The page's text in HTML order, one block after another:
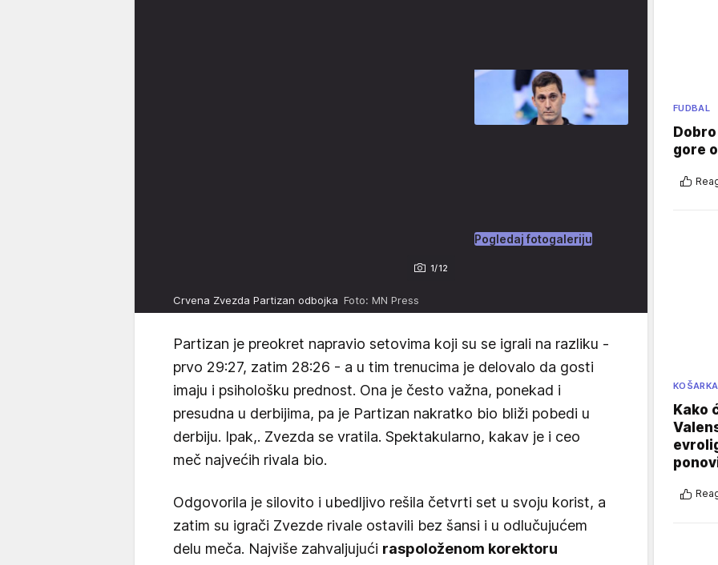
1/12
Pogledaj fotogaleriju
Crvena Zvezda Partizan odbojka Foto: MN Press
Partizan je preokret napravio setovima koji su se igrali na razliku -
prvo 29:27, zatim 28:26 - a u tim trenucima je delovalo da gosti
imaju i psihološku prednost. Ona je često važna, ponekad i
presudna u derbijima, pa je Partizan nakratko bio bliži pobedi u
derbiju. Ipak,. Zvezda se vratila. Spektakularno, kakav je i ceo
meč najvećih rivala bio.
Odgovorila je silovito i ubedljivo rešila četvrti set u svoju korist, a
zatim su igrači Zvezde rivale ostavili bez šansi i u odlučujućem
delu meča. Najviše zahvaljujući raspoloženom korektoru
FUDBAL
gore
KOŠARKA
Kako